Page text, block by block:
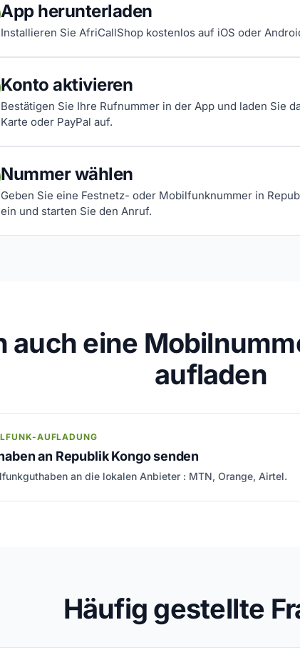
App herunterladen
Installieren Sie AfriCallShop kostenlos auf iOS oder
Konto aktivieren
Bestätigen Sie Ihre Rufnummer in der App und laden Sie
Karte oder PayPal auf.
Nummer wählen
Geben Sie eine Festnetz- oder Mobilfunknummer in
ein und starten Sie den Anruf.
auch eine
aufladen
AUFLADUNG
an Republik Kongo senden
an die lokalen Anbieter : MTN, Orange, Airtel.
Häufig gestellte